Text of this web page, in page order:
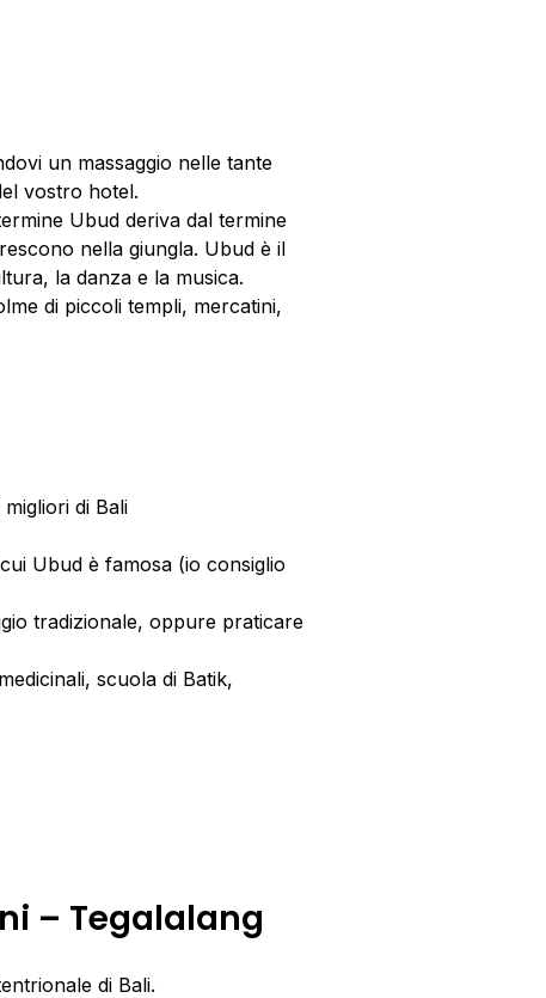
un massaggio nelle tante
vostro hotel.
Ubud deriva dal termine
nella giungla. Ubud è il
la danza e la musica.
di piccoli templi, mercatini,
di Bali
Ubud è famosa (io consiglio
tradizionale, oppure praticare
scuola di Batik,
– Tegalalang
di Bali.